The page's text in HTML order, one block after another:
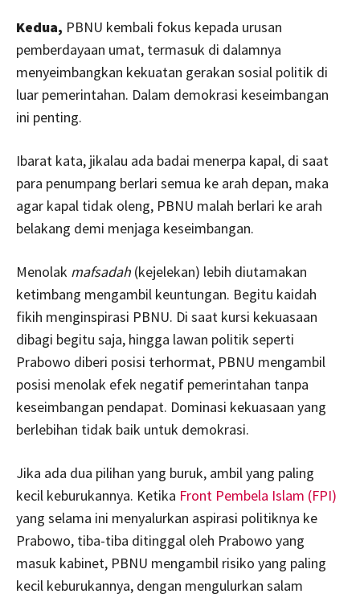
Kedua, PBNU kembali fokus kepada urusan
pemberdayaan umat, termasuk di dalamnya
menyeimbangkan kekuatan gerakan sosial politik di
luar pemerintahan. Dalam demokrasi keseimbangan
ini penting.
Ibarat kata, jikalau ada badai menerpa kapal, di saat
para penumpang berlari semua ke arah depan, maka
agar kapal tidak oleng, PBNU malah berlari ke arah
belakang demi menjaga keseimbangan.
Menolak mafsadah (kejelekan) lebih diutamakan
ketimbang mengambil keuntungan. Begitu kaidah
fikih menginspirasi PBNU. Di saat kursi kekuasaan
dibagi begitu saja, hingga lawan politik seperti
Prabowo diberi posisi terhormat, PBNU mengambil
posisi menolak efek negatif pemerintahan tanpa
keseimbangan pendapat. Dominasi kekuasaan yang
berlebihan tidak baik untuk demokrasi.
Jika ada dua pilihan yang buruk, ambil yang paling
kecil keburukannya. Ketika Front Pembela Islam (FPI)
yang selama ini menyalurkan aspirasi politiknya ke
Prabowo, tiba-tiba ditinggal oleh Prabowo yang
masuk kabinet, PBNU mengambil risiko yang paling
kecil keburukannya, dengan mengulurkan salam